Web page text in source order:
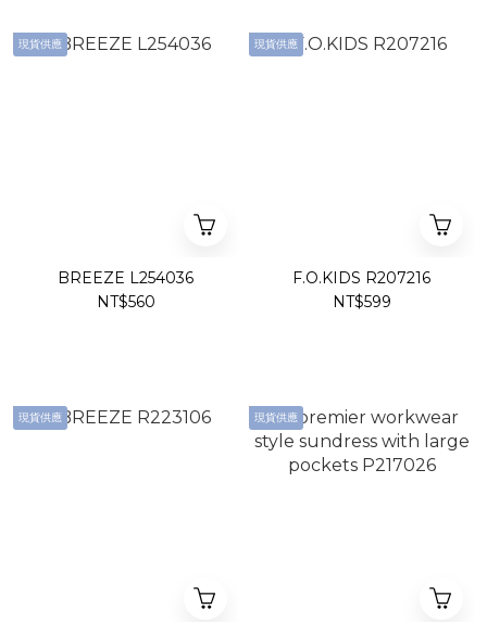
現貨供應
BREEZE L254036
NT$560
現貨供應
F.O.KIDS R207216
NT$599
現貨供應 現貨供應